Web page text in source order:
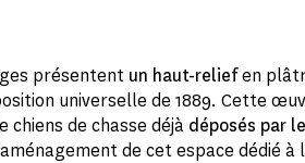
présentent un haut-reliefen
universelle de 1889. Cette
de chasse déjà déposés par le
de cet espace dédié à